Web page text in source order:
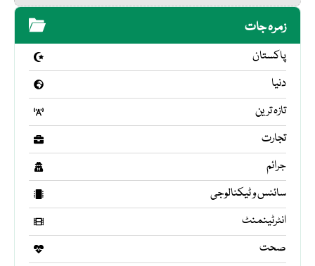
زمرہ جات
پاکستان
دنیا
تازہ ترین
تجارت
جرائم
سائنس و ٹیکنالوجی
انٹرٹینمنٹ
صحت